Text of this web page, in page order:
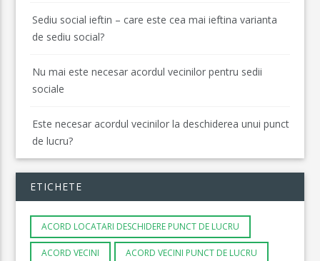
Sediu social ieftin – care este cea mai ieftina varianta
de sediu social?
Nu mai este necesar acordul vecinilor pentru sedii
sociale
Este necesar acordul vecinilor la deschiderea unui punct
de lucru?
ETICHETE
ACORD LOCATARI DESCHIDERE PUNCT DE LUCRU
ACORD VECINI ACORD VECINI PUNCT DE LUCRU